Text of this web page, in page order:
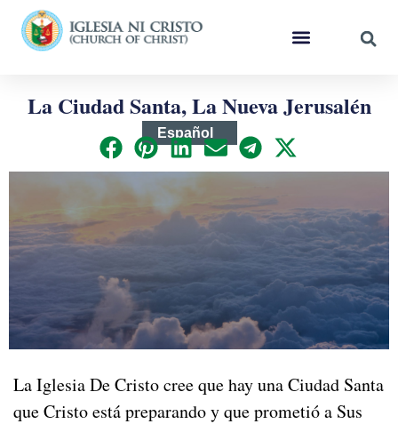
La Ciudad Santa, La Nueva Jerusalén
Español
La Iglesia De Cristo cree que hay una Ciudad Santa
que Cristo está preparando y que prometió a Sus